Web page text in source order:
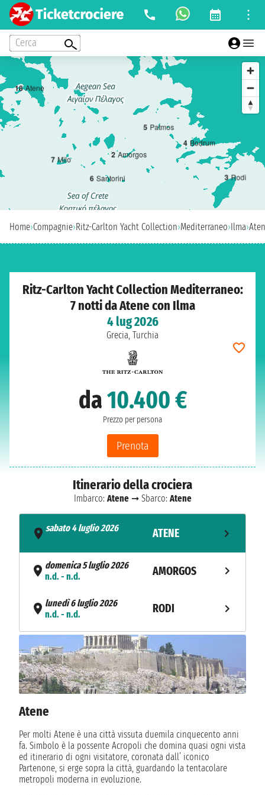
Cerca
18 Atene
2 Amorgos
3 Rodi
4 Bodrum
5 Patmos
6 Santorini
7 Milo
Home›Compagnie›Ritz-Carlton Yacht Collection›Mediterraneo›Ilma›
Ritz-Carlton Yacht Collection Mediterraneo:
7 notti da Atene con Ilma
4 lug 2026
Grecia, Turchia
da10.400 €
Prezzo per persona
Prenota
Itinerario della crociera
Imbarco: Atene➞ Sbarco: Atene
sabato 4 luglio 2026
ATENE
domenica 5 luglio 2026
n.d. - n.d.
AMORGOS
lunedì 6 luglio 2026
n.d. - n.d.
RODI
martedì 7 luglio 2026
n.d. - n.d.
BODRUM
mercoledì 8 luglio 2026
n.d. - n.d.
PATMOS
giovedì 9 luglio 2026
venerdì 10 luglio 2026
n.d. - n.d.
MILO
Atene
Per molti Atene è una città vissuta duemila cinquecento anni
fa. Simbolo è la possente Acropoli che domina quasi ogni vista
ed itinerario di ogni visitatore, coronata dall’ iconico
Partenone, si erge sopra la città, guardando la tentacolare
metropoli moderna in evoluzione.